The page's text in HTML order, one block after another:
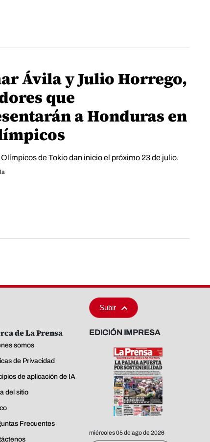
Ávila y Julio Horrego,
que
a Honduras en
de Tokio dan inicio el próximo 23 de julio.
Subir
de La Prensa
somos
de Privacidad
de aplicación de IA
del sitio
Frecuentes
EDICIÓN IMPRESA
miércoles 05 de ago de 2026